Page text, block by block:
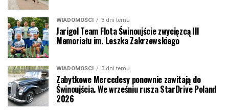
WIADOMOŚCI 3 dni temu
Jarigol Team Flota Świnoujście zwycięzcą III
Memoriału im. Leszka Zakrzewskiego
WIADOMOŚCI 3 dni temu
Zabytkowe Mercedesy ponownie zawitają do
Świnoujścia. We wrześniu rusza StarDrive Poland
2026